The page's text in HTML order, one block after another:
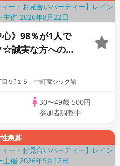
》98％が1人で
☆誠実な方への婚
目９?１５ 中町蔵シック館
30〜49歳 500円
参加者調整中
急募